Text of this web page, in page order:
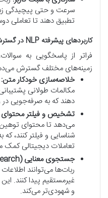
سرعت و حتی پیچیدگی
تطبیق دهند تا تعاملی
کاربردهای پیشرفته NLP در گسترش توانایی ربات‌ها
زمینه‌های مختلف گسترش
خلاصه‌سازی خودکار متن:
مکالمات طولانی
دهند که به صرفه‌جویی
تشخیص و فیلتر
می‌دهد تا محتوای
شناسایی و فیلتر کنند،
تعاملات دیجیتالی کمک
جستجوی معنایی (Semantic Search):
ربات‌ها می‌توانند
غیرمستقیم پیدا کنند.
و شهودی‌تر می‌کند.